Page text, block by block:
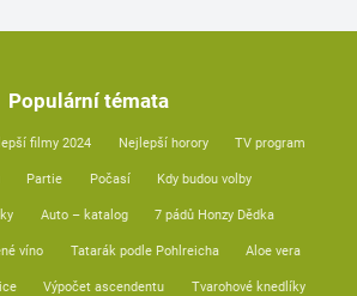
Populární témata
filmy 2024 Nejlepší horory TV program
Partie Počasí Kdy budou volby
Auto – katalog 7 pádů Honzy Dědka
víno Tatarák podle Pohlreicha Aloe vera
Výpočet ascendentu Tvarohové knedlíky